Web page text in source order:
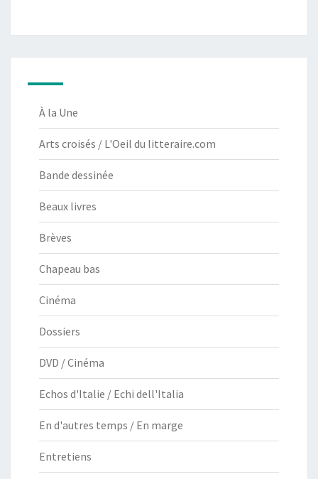
À la Une
Arts croisés / L'Oeil du litteraire.com
Bande dessinée
Beaux livres
Brèves
Chapeau bas
Cinéma
Dossiers
DVD / Cinéma
Echos d'Italie / Echi dell'Italia
En d'autres temps / En marge
Entretiens